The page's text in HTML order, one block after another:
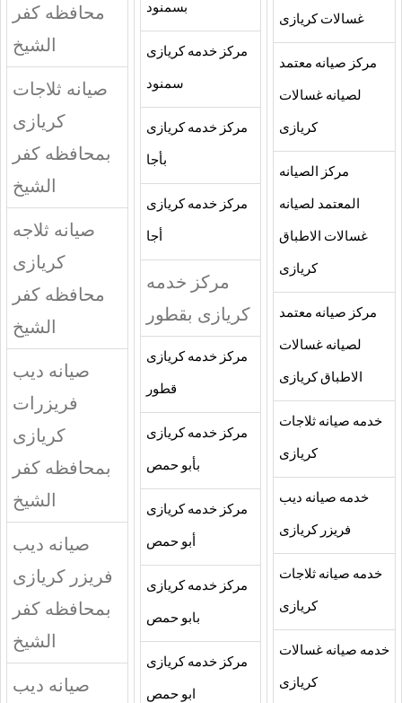
غسالات كريازى
مركز صيانه معتمد
لصيانه غسالات
كريازى
مركز الصيانه
المعتمد لصيانه
غسالات الاطباق
كريازى
مركز صيانه معتمد
لصيانه غسالات
الاطباق كريازى
خدمه صيانه ثلاجات
كريازى
خدمه صيانه ديب
فريزر كريازى
خدمه صيانه ثلاجات
كريازى
خدمه صيانه غسالات
كريازى
بسمنود
مركز خدمه كريازى
سمنود
مركز خدمه كريازى
بأجا
مركز خدمه كريازى
أجا
مركز خدمه
كريازى بقطور
مركز خدمه كريازى
قطور
مركز خدمه كريازى
بأبو حمص
مركز خدمه كريازى
أبو حمص
مركز خدمه كريازى
بابو حمص
مركز خدمه كريازى
ابو حمص
محافظه كفر
الشيخ
صيانه ثلاجات
كريازى
بمحافظه كفر
الشيخ
صيانه ثلاجه
كريازى
محافظه كفر
الشيخ
صيانه ديب
فريزرات
كريازى
بمحافظه كفر
الشيخ
صيانه ديب
فريزر كريازى
بمحافظه كفر
الشيخ
صيانه ديب